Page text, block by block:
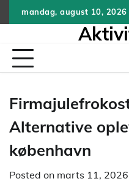
to
mandag, august 10, 2026
Alternative
københavn
Posted on marts 11, 2026